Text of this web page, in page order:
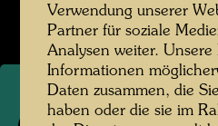
Verwendung unserer
Partner für soziale
Analysen weiter.
Informationen
Daten zusammen, die
haben oder die sie im